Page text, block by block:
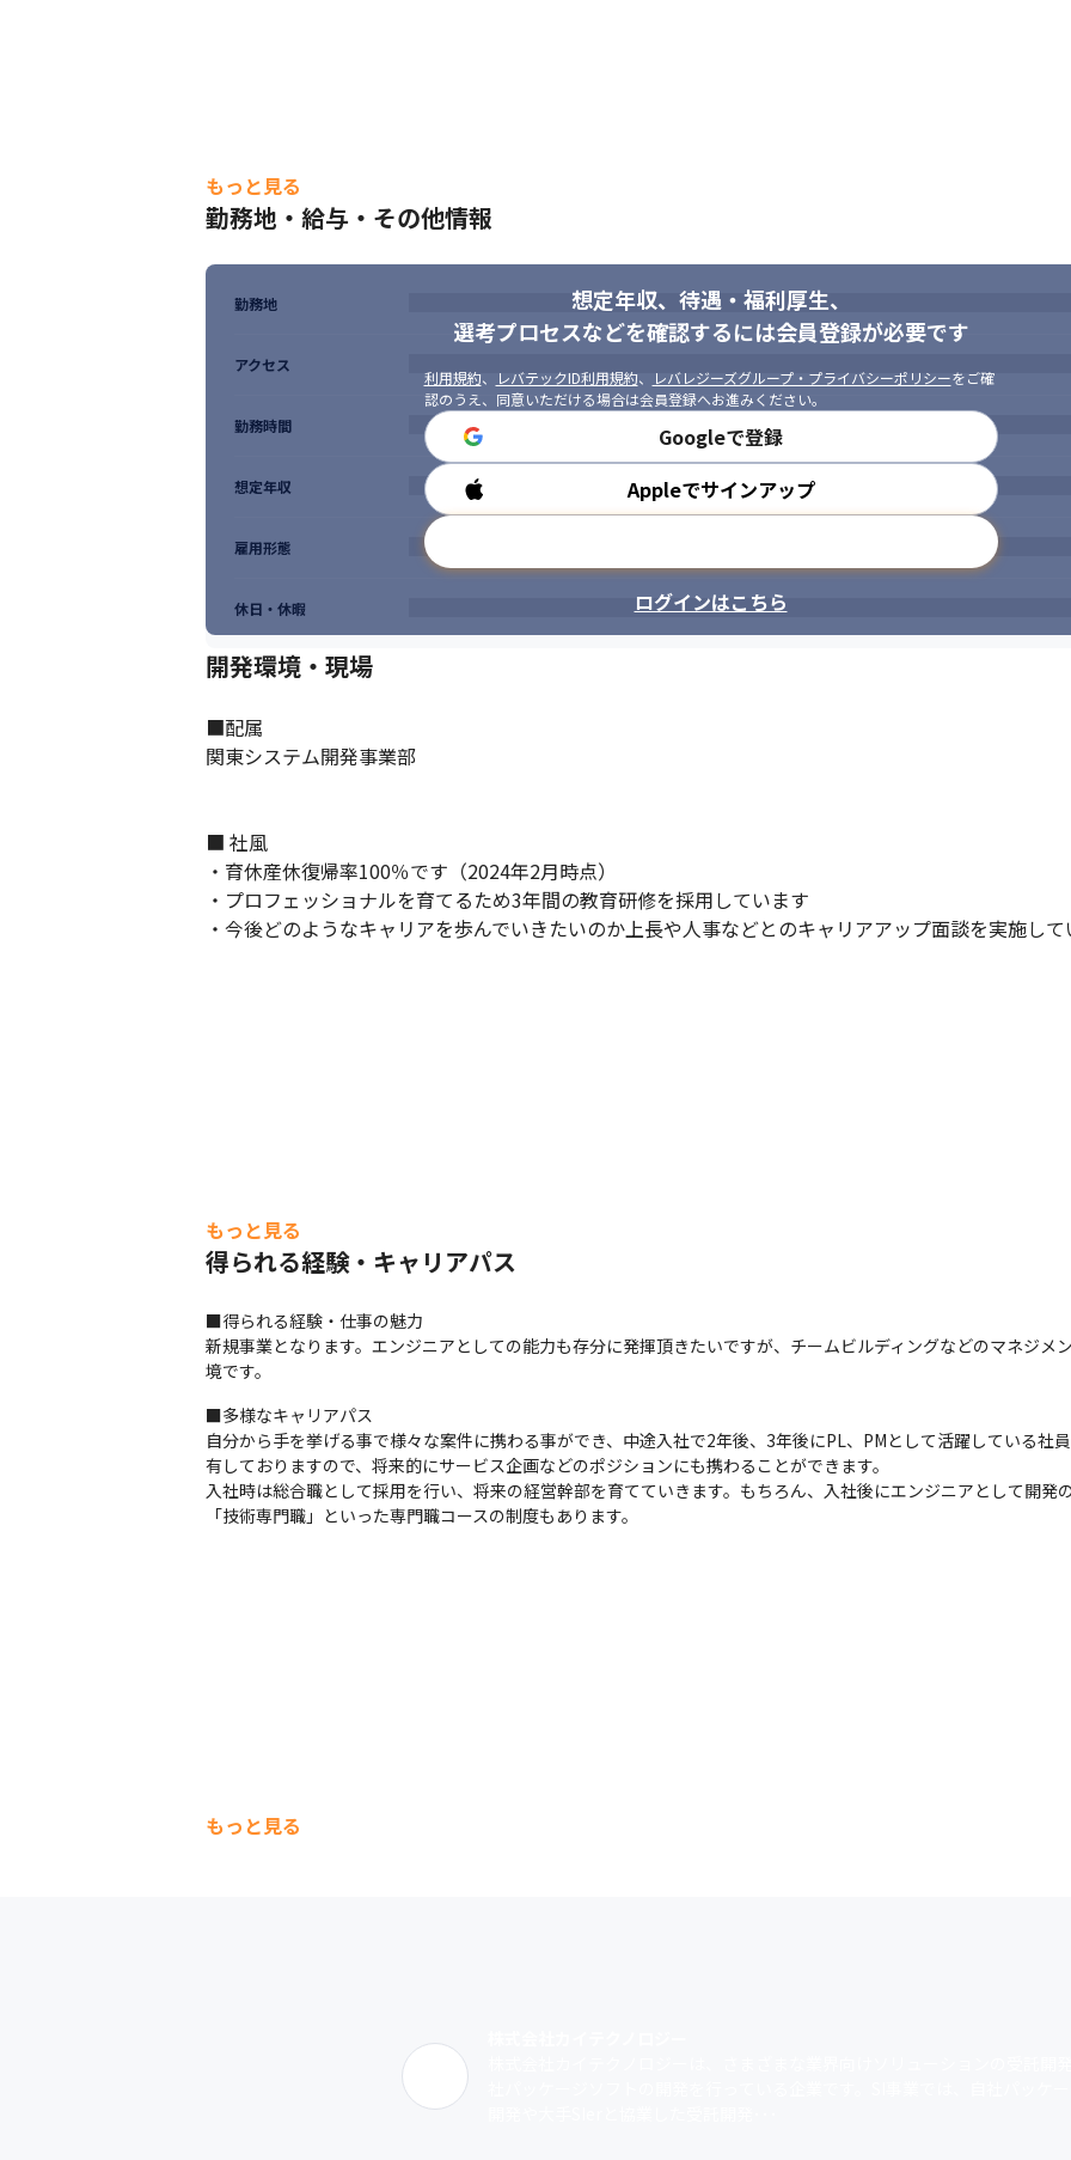
もっと見る
勤務地・給与・その他情報
想定年収、待遇・福利厚生、
選考プロセスなどを確認するには会員登録が必要です
利用規約、 レバテックID利用規約、 レバレジーズグループ・プライバシーポリシーをご確
認のうえ、同意いただける場合は会員登録へお進みください。
Googleで登録
Appleでサインアップ
ログインはこちら
勤務地
アクセス
勤務時間
想定年収
雇用形態
休日・休暇
開発環境・現場
■配属
関東システム開発事業部
■ 社風
・育休産休復帰率100％です（2024年2月時点）
・プロフェッショナルを育てるため3年間の教育研修を採用しています
・今後どのようなキャリアを歩んでいきたいのか上長や人事などとのキャリアアップ面談を実施し
もっと見る
得られる経験・キャリアパス
■得られる経験・仕事の魅力
新規事業となります。エンジニアとしての能力も存分に発揮頂きたいですが、チームビルディングなどのマネジメ
境です。
■多様なキャリアパス
自分から手を挙げる事で様々な案件に携わる事ができ、中途入社で2年後、3年後にPL、PMとして活躍している社
有しておりますので、将来的にサービス企画などのポジションにも携わることができます。
入社時は総合職として採用を行い、将来の経営幹部を育てていきます。もちろん、入社後にエンジニアとして開発
「技術専門職」といった専門職コースの制度もあります。
もっと見る